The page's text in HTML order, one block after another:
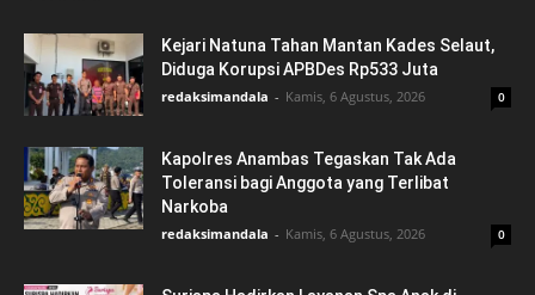
Kejari Natuna Tahan Mantan Kades Selaut,
Diduga Korupsi APBDes Rp533 Juta
redaksimandala - Kamis, 6 Agustus, 2026 0
Kapolres Anambas Tegaskan Tak Ada
Toleransi bagi Anggota yang Terlibat
Narkoba
redaksimandala - Kamis, 6 Agustus, 2026 0